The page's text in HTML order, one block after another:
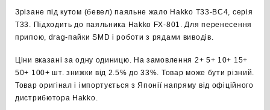
Зрізане під кутом (бевел) паяльне жало Hakko T33-BC4, серія
T33. Підходить до паяльника Hakko FX-801. Для перенесення
припою, drag-пайки SMD і роботи з рядами виводів.
Ціни вказані за одну одиницю. На замовлення 2+ 5+ 10+ 15+
50+ 100+ шт. знижки від 2.5% до 33%. Товар може бути різний.
Товар оригінал і імпортується з Японії напряму від офіційного
дистрибютора Hakko.